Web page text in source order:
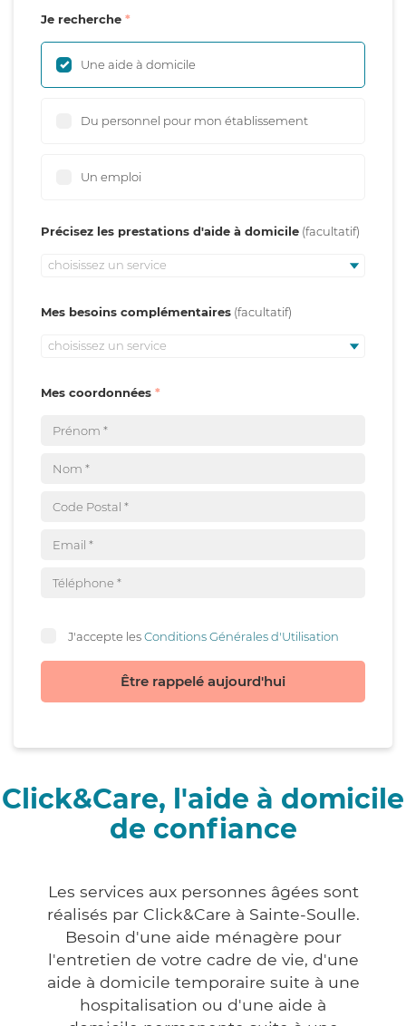
Je recherche
Une aide à domicile
Du personnel pour mon établissement
Un emploi
Précisez les prestations d'aide à domicile
choisissez un service
Mes besoins complémentaires
choisissez un service
Mes coordonnées
J'accepte lesConditions Générales d'Utilisation
Être rappelé aujourd'hui
Click&Care, l'aide à domicile
de confiance
Les services aux personnes âgées sont
réalisés par Click&Care à Sainte-Soulle.
Besoin d'une aide ménagère pour
l'entretien de votre cadre de vie, d'une
aide à domicile temporaire suite à une
hospitalisation ou d'une aide à